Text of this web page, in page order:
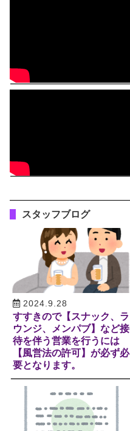
スタッフブログ
2024.9.28
すすきので【スナック、ラ
ウンジ、メンパブ】など接
待を伴う営業を行うには
【風営法の許可】が必ず必
要となります。